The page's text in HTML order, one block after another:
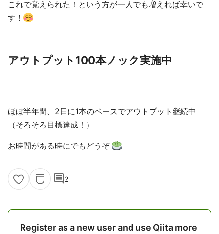
これで覚えられた！という方が一人でも増えれば幸いで
す！
アウトプット100本ノック実施中
ほぼ半年間、2日に1本のペースでアウトプット継続中
（そろそろ目標達成！）
お時間がある時にでもどうぞ
comment2
Register as a new user and use Qiita more